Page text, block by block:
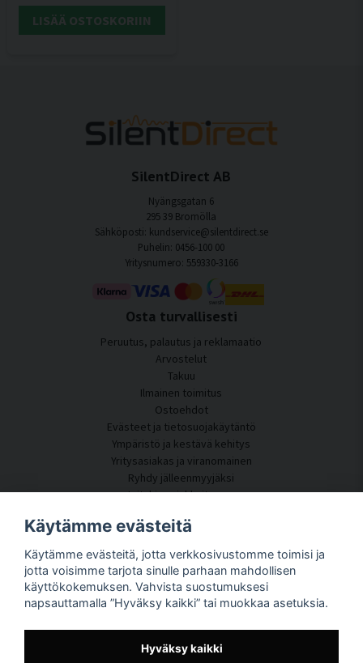
LISÄÄ OSTOSKORIIN
SilentDirect AB
Nyängsgatan 6
295 39 Bromölla
Sähköposti: kundservice@silentdirect.se
Puhelin: 0456-100 00
Yritysnumero: 559330-3166
Osta turvallisesti
Peruutus, palautus ja reklamaatio
Arvostelut
Takuu
Ilmainen toimitus
Ostoehdot
Evästeet ja tietosuojakäytäntö
Ympäristö ja kestävä kehitys
Yritysasiakas ja viranomainen
Ryhdy jälleenmyyjäksi
Joitakin asiakkaitamme
Asiakaspalvelu
Akustiikkakonsultointi
Asennus
Kysymyksiä ja vastauksia
Tietoportaali
Seuraa pakettiasi täältä
Tietoja SilentDirectistä
Käytämme evästeitä
Käytämme evästeitä, jotta verkkosivustomme toimisi ja
jotta voisimme tarjota sinulle parhaan mahdollisen
käyttökokemuksen. Vahvista suostumuksesi
napsauttamalla ”Hyväksy kaikki” tai muokkaa asetuksia.
Hyväksy kaikki